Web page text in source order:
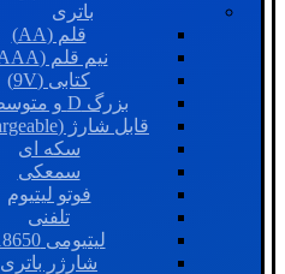
باتری
قلم (AA)
نیم قلم (AAA)
کتابی (9V)
بزرگ D و متوسط C
قابل شارژ (Rechargeable)
سکه ای
سمعکی
فوتو لیتیوم
تلفنی
لیتیومی 18650
شارژر باتری